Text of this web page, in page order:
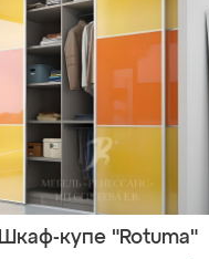
Шкаф-купе "Rotuma"